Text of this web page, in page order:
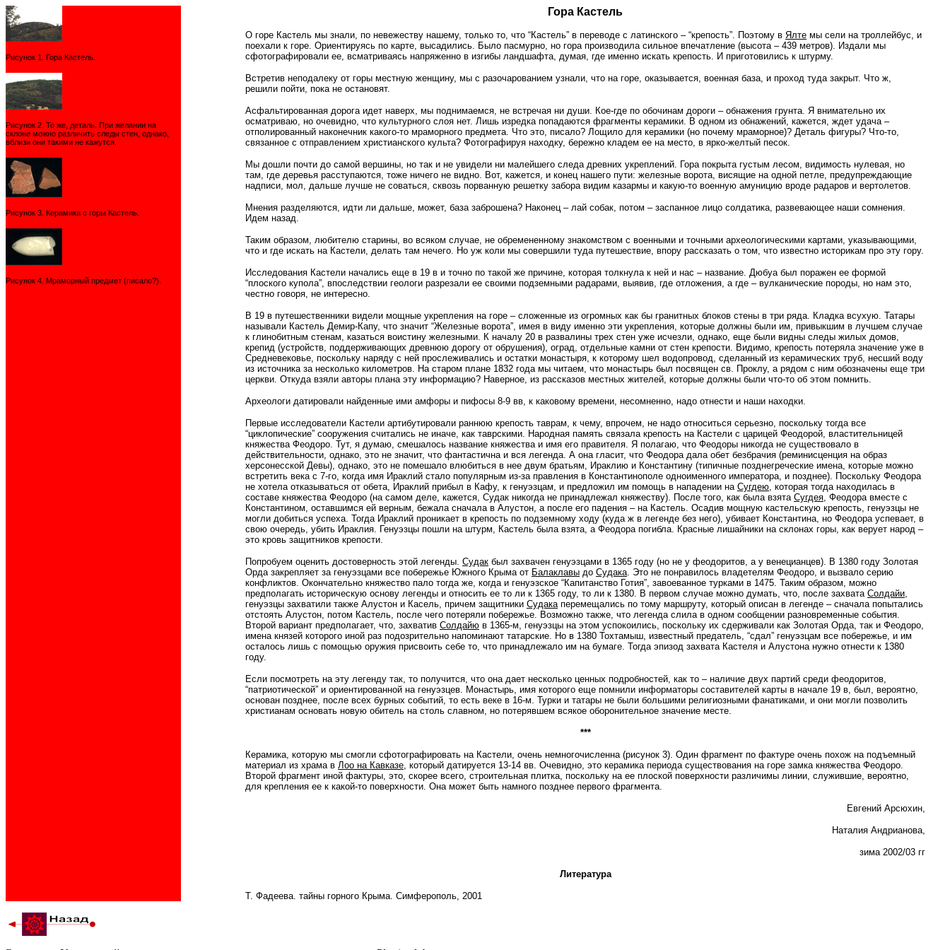
Рисунок 1. Гора Кастель.
Рисунок 2. То же, деталь. При желании на
склоне можно различить следы стен, однако,
вблизи они такими не кажутся.
Рисунок 3. Керамика с горы Кастель.
Рисунок 4. Мраморный предмет (писало?).
Гора Кастель
О горе Кастель мы знали, по невежеству нашему, только то, что “Кастель” в переводе с латинского – “крепость”. Поэтому в Ялте мы сели на троллейбус, и
поехали к горе. Ориентируясь по карте, высадились. Было пасмурно, но гора производила сильное впечатление (высота – 439 метров). Издали мы
сфотографировали ее, всматриваясь напряженно в изгибы ландшафта, думая, где именно искать крепость. И приготовились к штурму.
Встретив неподалеку от горы местную женщину, мы с разочарованием узнали, что на горе, оказывается, военная база, и проход туда закрыт. Что ж,
решили пойти, пока не остановят.
Асфальтированная дорога идет наверх, мы поднимаемся, не встречая ни души. Кое-где по обочинам дороги – обнажения грунта. Я внимательно их
осматриваю, но очевидно, что культурного слоя нет. Лишь изредка попадаются фрагменты керамики. В одном из обнажений, кажется, ждет удача –
отполированный наконечник какого-то мраморного предмета. Что это, писало? Лощило для керамики (но почему мраморное)? Деталь фигуры? Что-то,
связанное с отправлением христианского культа? Фотографируя находку, бережно кладем ее на место, в ярко-желтый песок.
Мы дошли почти до самой вершины, но так и не увидели ни малейшего следа древних укреплений. Гора покрыта густым лесом, видимость нулевая, но
там, где деревья расступаются, тоже ничего не видно. Вот, кажется, и конец нашего пути: железные ворота, висящие на одной петле, предупреждающие
надписи, мол, дальше лучше не соваться, сквозь порванную решетку забора видим казармы и какую-то военную амуницию вроде радаров и вертолетов.
Мнения разделяются, идти ли дальше, может, база заброшена? Наконец – лай собак, потом – заспанное лицо солдатика, развевающее наши сомнения.
Идем назад.
Таким образом, любителю старины, во всяком случае, не обремененному знакомством с военными и точными археологическими картами, указывающими,
что и где искать на Кастели, делать там нечего. Но уж коли мы совершили туда путешествие, впору рассказать о том, что известно историкам про эту гору.
Исследования Кастели начались еще в 19 в и точно по такой же причине, которая толкнула к ней и нас – название. Дюбуа был поражен ее формой
“плоского купола”, впоследствии геологи разрезали ее своими подземными радарами, выявив, где отложения, а где – вулканические породы, но нам это,
честно говоря, не интересно.
В 19 в путешественники видели мощные укрепления на горе – сложенные из огромных как бы гранитных блоков стены в три ряда. Кладка всухую. Татары
называли Кастель Демир-Капу, что значит “Железные ворота”, имея в виду именно эти укрепления, которые должны были им, привыкшим в лучшем случае
к глинобитным стенам, казаться воистину железными. К началу 20 в развалины трех стен уже исчезли, однако, еще были видны следы жилых домов,
крепид (устройств, поддерживающих древнюю дорогу от обрушения), оград, отдельные камни от стен крепости. Видимо, крепость потеряла значение уже в
Средневековье, поскольку наряду с ней прослеживались и остатки монастыря, к которому шел водопровод, сделанный из керамических труб, несший воду
из источника за несколько километров. На старом плане 1832 года мы читаем, что монастырь был посвящен св. Проклу, а рядом с ним обозначены еще три
церкви. Откуда взяли авторы плана эту информацию? Наверное, из рассказов местных жителей, которые должны были что-то об этом помнить.
Археологи датировали найденные ими амфоры и пифосы 8-9 вв, к каковому времени, несомненно, надо отнести и наши находки.
Первые исследователи Кастели артибутировали раннюю крепость таврам, к чему, впрочем, не надо относиться серьезно, поскольку тогда все
“циклопические” сооружения считались не иначе, как таврскими. Народная память связала крепость на Кастели с царицей Феодорой, властительницей
княжества Феодоро. Тут, я думаю, смешалось название княжества и имя его правителя. Я полагаю, что Феодоры никогда не существовало в
действительности, однако, это не значит, что фантастична и вся легенда. А она гласит, что Феодора дала обет безбрачия (реминисценция на образ
херсонесской Девы), однако, это не помешало влюбиться в нее двум братьям, Ираклию и Константину (типичные позднегреческие имена, которые можно
встретить века с 7-го, когда имя Ираклий стало популярным из-за правления в Константинополе одноименного императора, и позднее). Поскольку Феодора
не хотела отказываться от обета, Ираклий прибыл в Кафу, к генуэзцам, и предложил им помощь в нападении на Сугдею, которая тогда находилась в
составе княжества Феодоро (на самом деле, кажется, Судак никогда не принадлежал княжеству). После того, как была взята Сугдея, Феодора вместе с
Константином, оставшимся ей верным, бежала сначала в Алустон, а после его падения – на Кастель. Осадив мощную кастельскую крепость, генуэзцы не
могли добиться успеха. Тогда Ираклий проникает в крепость по подземному ходу (куда ж в легенде без него), убивает Константина, но Феодора успевает, в
свою очередь, убить Ираклия. Генуэзцы пошли на штурм, Кастель была взята, а Феодора погибла. Красные лишайники на склонах горы, как верует народ –
это кровь защитников крепости.
Попробуем оценить достоверность этой легенды. Судак был захвачен генуэзцами в 1365 году (но не у феодоритов, а у венецианцев). В 1380 году Золотая
Орда закрепляет за генуэзцами все побережье Южного Крыма от Балаклавы до Судака. Это не понравилось владетелям Феодоро, и вызвало серию
конфликтов. Окончательно княжество пало тогда же, когда и генуэзское “Капитанство Готия”, завоеванное турками в 1475. Таким образом, можно
предполагать историческую основу легенды и относить ее то ли к 1365 году, то ли к 1380. В первом случае можно думать, что, после захвата Солдайи,
генуэзцы захватили также Алустон и Касель, причем защитники Судакаперемещались по тому маршруту, который описан в легенде – сначала попытались
отстоять Алустон, потом Кастель, после чего потеряли побережье. Возможно также, что легенда слила в одном сообщении разновременные события.
Второй вариант предполагает, что, захватив Солдайю в 1365-м, генуэзцы на этом успокоились, поскольку их сдерживали как Золотая Орда, так и Феодоро,
имена князей которого иной раз подозрительно напоминают татарские. Но в 1380 Тохтамыш, известный предатель, “сдал” генуэзцам все побережье, и им
осталось лишь с помощью оружия присвоить себе то, что принадлежало им на бумаге. Тогда эпизод захвата Кастеля и Алустона нужно отнести к 1380
году.
Если посмотреть на эту легенду так, то получится, что она дает несколько ценных подробностей, как то – наличие двух партий среди феодоритов,
“патриотической” и ориентированной на генуэзцев. Монастырь, имя которого еще помнили информаторы составителей карты в начале 19 в, был, вероятно,
основан позднее, после всех бурных событий, то есть веке в 16-м. Турки и татары не были большими религиозными фанатиками, и они могли позволить
христианам основать новую обитель на столь славном, но потерявшем всякое оборонительное значение месте.
***
Керамика, которую мы смогли сфотографировать на Кастели, очень немногочисленна (рисунок 3). Один фрагмент по фактуре очень похож на подъемный
материал из храма в Лоо на Кавказе, который датируется 13-14 вв. Очевидно, это керамика периода существования на горе замка княжества Феодоро.
Второй фрагмент иной фактуры, это, скорее всего, строительная плитка, поскольку на ее плоской поверхности различимы линии, служившие, вероятно,
для крепления ее к какой-то поверхности. Она может быть намного позднее первого фрагмента.
Евгений Арсюхин,
Наталия Андрианова,
зима 2002/03 гг
Литература
Т. Фадеева. тайны горного Крыма. Симферополь, 2001